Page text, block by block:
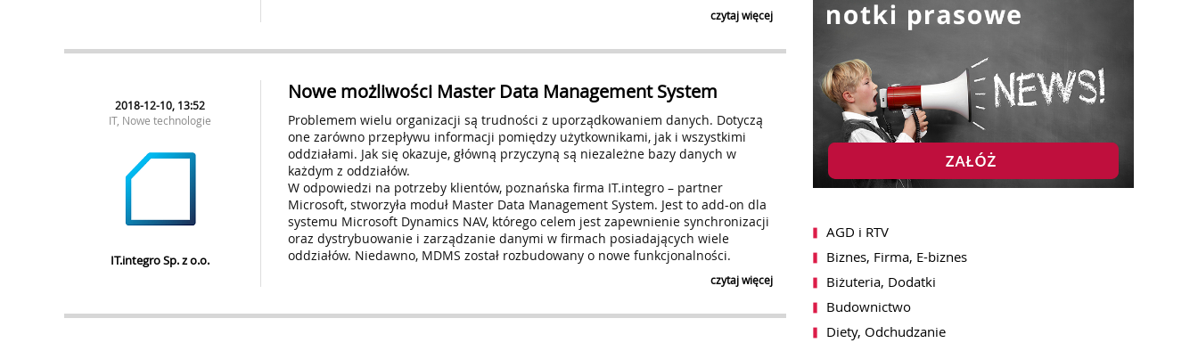
czytaj więcej
2018-12-10, 13:52
IT, Nowe technologie
IT.integro Sp. z o.o.
Nowe możliwości Master Data Management System
Problemem wielu organizacji są trudności z uporządkowaniem danych. Dotyczą
one zarówno przepływu informacji pomiędzy użytkownikami, jak i wszystkimi
oddziałami. Jak się okazuje, główną przyczyną są niezależne bazy danych w
każdym z oddziałów.
W odpowiedzi na potrzeby klientów, poznańska firma IT.integro – partner
Microsoft, stworzyła moduł Master Data Management System. Jest to add-on dla
systemu Microsoft Dynamics NAV, którego celem jest zapewnienie synchronizacji
oraz dystrybuowanie i zarządzanie danymi w firmach posiadających wiele
oddziałów. Niedawno, MDMS został rozbudowany o nowe funkcjonalności.
czytaj więcej
AGD i RTV
Biznes, Firma, E-biznes
Biżuteria, Dodatki
Budownictwo
Diety, Odchudzanie